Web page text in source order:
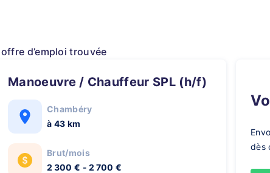
offre d’emploi trouvée
Manoeuvre / Chauffeur SPL (h/f)
Chambéry
à 43 km
Brut/mois
2 300 € - 2 700 €
dès